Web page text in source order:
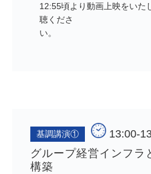
12:55頃より動画上映をいた
聴くださ
い
基調講演①
13:00-
グループ経営インフラ
構築